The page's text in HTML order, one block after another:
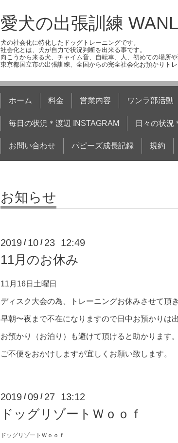
愛犬の出張訓練
犬の社会化に特化したドッグトレーニングです。
社会化とは、犬が自力で状況判断を出来る事です。
向こうから来る犬、チャイム音、自転車、人、初めての場所
東京都国立市の出張訓練、全国からの完全社会化お預かりト
ホーム 料金 営業内容 ワンラ部活動
毎日の状況＊渡辺 INSTAGRAM 日々の状況
お問い合わせ パピーズ成長記録 規約
お知らせ
2019 / 10 / 23 12:49
11月のお休み
11月16日土曜日
ディスク大会の為、トレーニングお休みさせて頂き
早朝〜夜まで不在になりますので日中お預かりは
お預かり（お泊り）も避けて頂けると助かります。
ご不便をおかけしますが宜しくお願い致します。
2019 /09 / 27 13:12
ドッグリゾートＷｏｏｆ
ドッグリゾートＷｏｏｆ